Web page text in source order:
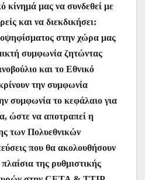
κίνημά μας να συνδεθεί με
και να διεκδικήσει:
στην χώρα μας
συμφωνία ζητώντας
και το Εθνικό
την συμφωνία
συμφωνία το κεφάλαιο για
ώστε να αποτραπεί η
των Πολυεθνικών
που θα ακολουθήσουν
της ρυθμιστικής